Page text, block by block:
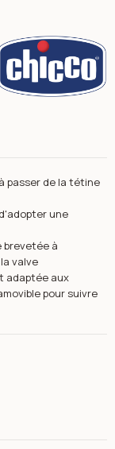
Chicco
passer de la tétine
une
brevetée à
valve
adaptée aux
pour suivre